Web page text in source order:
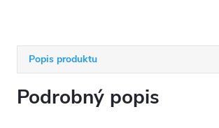
Popis produktu
Podrobný popis